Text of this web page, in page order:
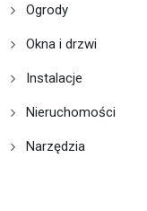
Ogrody
Okna i drzwi
Instalacje
Nieruchomości
Narzędzia